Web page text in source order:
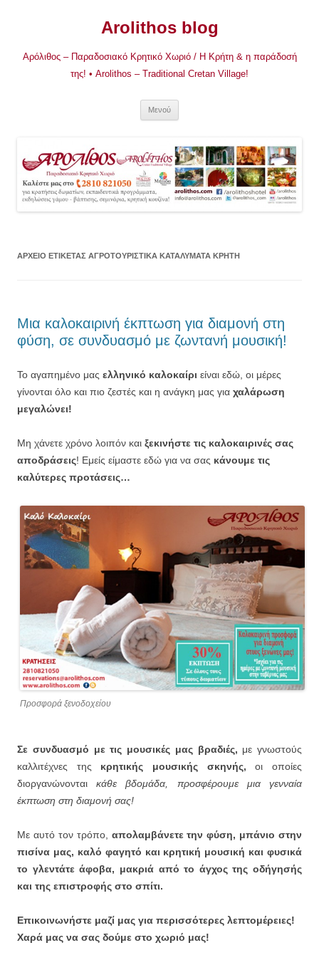
Arolithos blog
Αρόλιθος – Παραδοσιακό Κρητικό Χωριό / Η Κρήτη & η παράδοσή
της! • Arolithos – Traditional Cretan Village!
Μενού
ΑΡΧΕΊΟ ΕΤΙΚΈΤΑΣ ΑΓΡΟΤΟΥΡΙΣΤΙΚΑ ΚΑΤΑΛΥΜΑΤΑ ΚΡΗΤΗ
Μια καλοκαιρινή έκπτωση για διαμονή στη
φύση, σε συνδυασμό με ζωντανή μουσική!
Το αγαπημένο μας ελληνικό καλοκαίρι είναι εδώ, οι μέρες
γίνονται όλο και πιο ζεστές και η ανάγκη μας για χαλάρωση
μεγαλώνει!
Μη χάνετε χρόνο λοιπόν και ξεκινήστε τις καλοκαιρινές σας
αποδράσεις! Εμείς είμαστε εδώ για να σας κάνουμε τις
καλύτερες προτάσεις…
Προσφορά ξενοδοχείου
Σε συνδυασμό με τις μουσικές μας βραδιές, με γνωστούς
καλλιτέχνες της κρητικής μουσικής σκηνής, οι οποίες
διοργανώνονται κάθε βδομάδα, προσφέρουμε μια γενναία
έκπτωση στη διαμονή σας!
Με αυτό τον τρόπο, απολαμβάνετε την φύση, μπάνιο στην
πισίνα μας, καλό φαγητό και κρητική μουσική και φυσικά
το γλεντάτε άφοβα, μακριά από το άγχος της οδήγησής
και της επιστροφής στο σπίτι.
Επικοινωνήστε μαζί μας για περισσότερες λεπτομέρειες!
Χαρά μας να σας δούμε στο χωριό μας!